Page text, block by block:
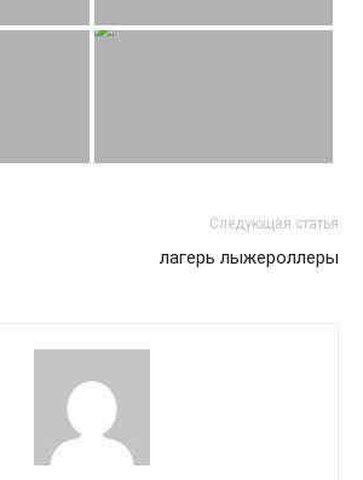
Следующая статья
лагерь лыжероллеры